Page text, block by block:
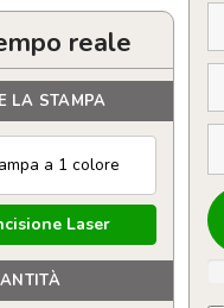
reale
LA STAMPA
a 1 colore
Laser